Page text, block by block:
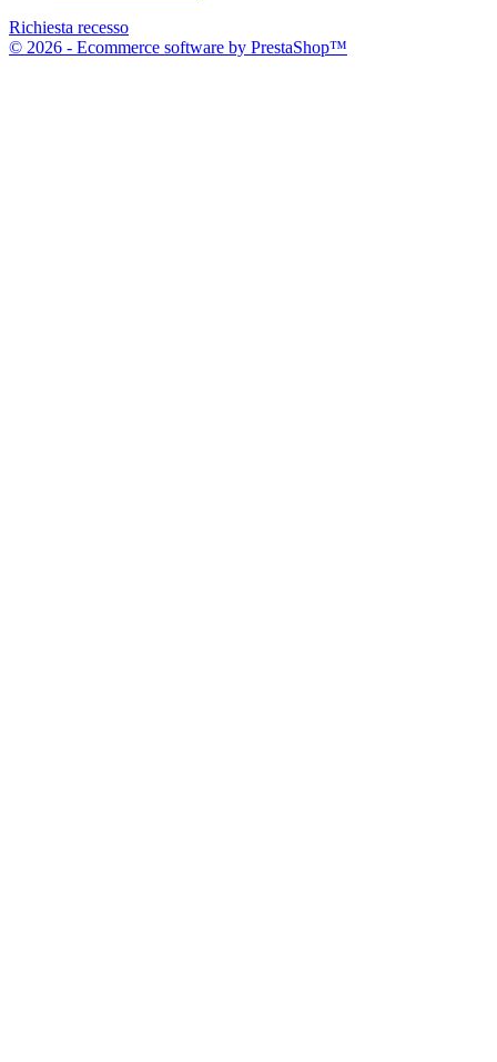
Richiesta recesso
© 2026 - Ecommerce software by PrestaShop™